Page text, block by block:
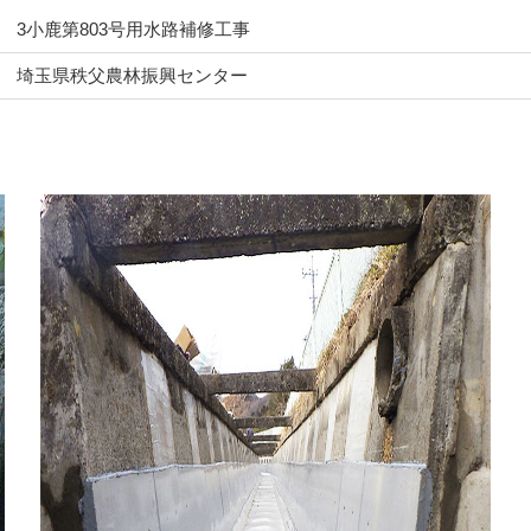
3小鹿第803号用水路補修工事
埼玉県秩父農林振興センター